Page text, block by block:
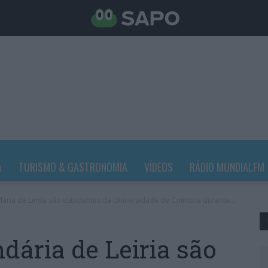
TURISMO & GASTRONOMIA VÍDEOS RÁDIO MUNDIALFM
de Leiria são